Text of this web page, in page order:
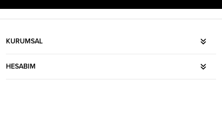
KURUMSAL
HESABIM